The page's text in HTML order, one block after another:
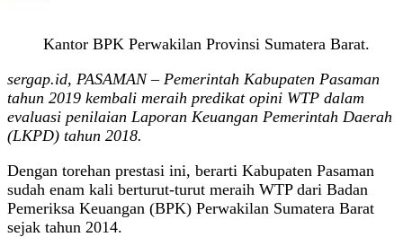
Kantor BPK Perwakilan Provinsi Sumatera Barat.
sergap.id, PASAMAN – Pemerintah Kabupaten Pasaman
tahun 2019 kembali meraih predikat opini WTP dalam
evaluasi penilaian Laporan Keuangan Pemerintah Daerah
(LKPD) tahun 2018.
Dengan torehan prestasi ini, berarti Kabupaten Pasaman
sudah enam kali berturut-turut meraih WTP dari Badan
Pemeriksa Keuangan (BPK) Perwakilan Sumatera Barat
sejak tahun 2014.